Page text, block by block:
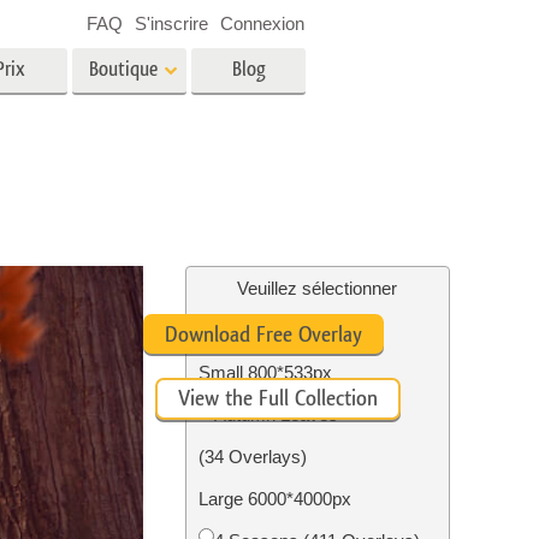
immobilière
Services de restauration photo
Boutique Blog
FAQ S'inscrire Connexion
Veuillez sélectionner
Free Ps Overlay #10
Small 800*533px
Autumn Leaves
(34 Overlays)
Large 6000*4000px
Download Free Overlay
View the Full Collection